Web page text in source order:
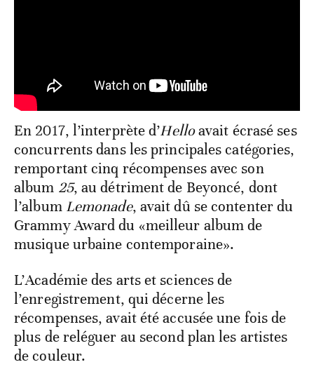
En 2017, l’interprète d’Helloavait écrasé ses
concurrents dans les principales catégories,
remportant cinq récompenses avec son
album 25, au détriment de Beyoncé, dont
l’album Lemonade, avait dû se contenter du
Grammy Award du «meilleur album de
musique urbaine contemporaine».
L’Académie des arts et sciences de
l’enregistrement, qui décerne les
récompenses, avait été accusée une fois de
plus de reléguer au second plan les artistes
de couleur.